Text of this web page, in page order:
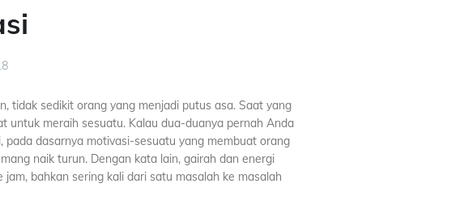
tidak sedikit orang yang menjadi putus asa. Saat yang
untuk meraih sesuatu. Kalau dua-duanya pernah Anda
pada dasarnya motivasi-sesuatu yang membuat orang
naik turun. Dengan kata lain, gairah dan energi
bahkan sering kali dari satu masalah ke masalah